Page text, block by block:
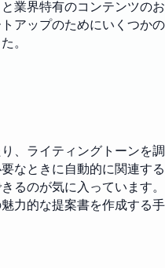
業界特有のコンテンツのお
アップのためにいくつかの
。
、ライティングトーンを調
なときに自動的に関連する
るのが気に入っています。
力的な提案書を作成する手